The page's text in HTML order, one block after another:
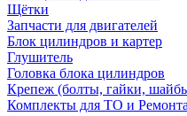
Щётки
Запчасти для двигателей
Блок цилиндров и картер
Глушитель
Головка блока цилиндров
Крепеж (болты, гайки,
Комплекты для ТО и Ремонта